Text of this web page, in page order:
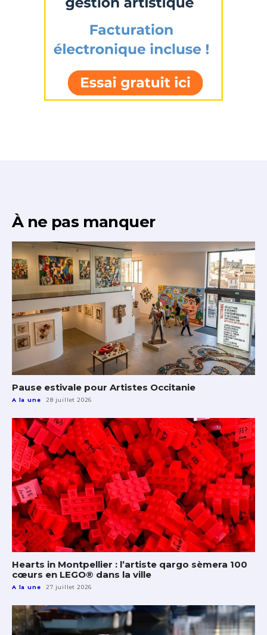
À ne pas manquer
Pause estivale pour Artistes Occitanie
A la une 28 juillet 2026
Hearts in Montpellier : l’artiste qargo sèmera 100
cœurs en LEGO® dans la ville
A la une 27 juillet 2026